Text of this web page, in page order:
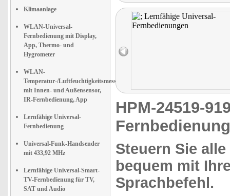
Klimaanlage
WLAN-Universal-
Fernbedienung mit Display,
App, Thermo- und
Hygrometer
WLAN-
Temperatur-/Luftfeuchtigkeitsmesser
mit Innen- und Außensensor,
IR-Fernbedienung, App
Lernfähige Universal-
Fernbedienung
Universal-Funk-Handsender
mit 433,92 MHz
Lernfähige Universal-Smart-
TV-Fernbedienung für TV,
SAT und Audio
HPM-24519-
Steuern Sie alle
bequem mit
Sprachbefehl.